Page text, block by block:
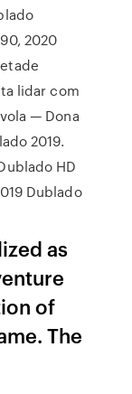
2020
lidar com
— Dona
2019.
HD
Dublado
as
of
The